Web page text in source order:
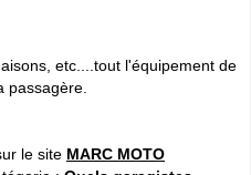
etc....tout l'équipement de
passagère.
le site MARC MOTO